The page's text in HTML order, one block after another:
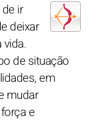
ir
deixar
de situação
em
mudar
e